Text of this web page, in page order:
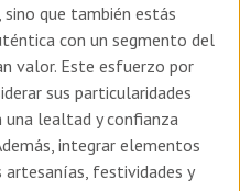
que también estás
con un segmento del
valor. Este esfuerzo por
sus particularidades
una lealtad y confianza
integrar elementos
artesanías, festividades y